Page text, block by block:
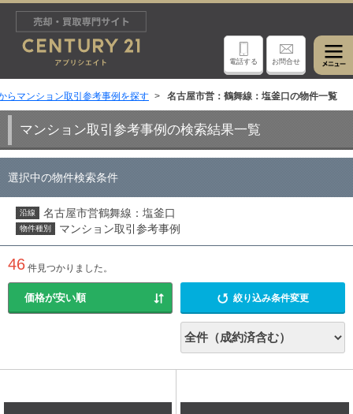
電話する お問合せ
らマンション取引参考事例を探す 名古屋市営：鶴舞線：塩釜口の物件一覧
マンション取引参考事例の検索結果一覧
選択中の物件検索条件
沿線 名古屋市営鶴舞線：塩釜口
物件種別 マンション取引参考事例
46 件見つかりました。
絞り込み条件変更